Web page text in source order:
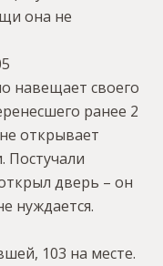
она не
навещает своего
ранее 2
открывает
Постучали
дверь – он
нуждается.
103 на месте.